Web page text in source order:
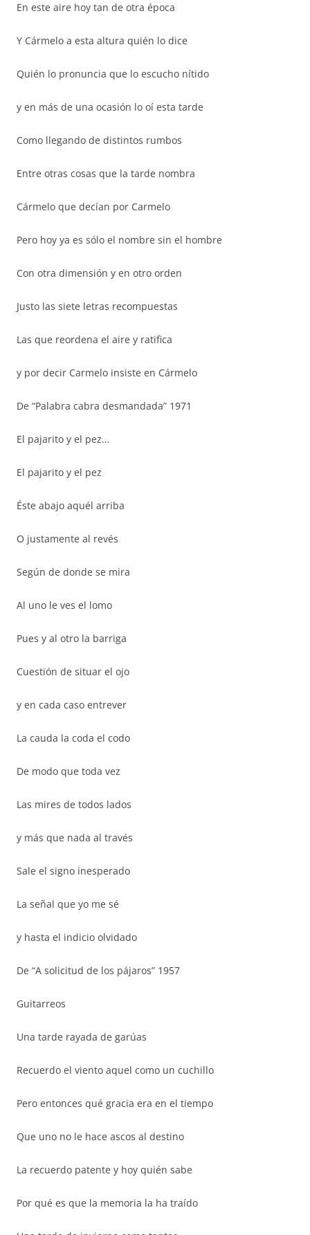
En este aire hoy tan de otra época
Y Cármelo a esta altura quién lo dice
Quién lo pronuncia que lo escucho nítido
y en más de una ocasión lo oí esta tarde
Como llegando de distintos rumbos
Entre otras cosas que la tarde nombra
Cármelo que decían por Carmelo
Pero hoy ya es sólo el nombre sin el hombre
Con otra dimensión y en otro orden
Justo las siete letras recompuestas
Las que reordena el aire y ratifica
y por decir Carmelo insiste en Cármelo
De “Palabra cabra desmandada” 1971
El pajarito y el pez…
El pajarito y el pez
Éste abajo aquél arriba
O justamente al revés
Según de donde se mira
Al uno le ves el lomo
Pues y al otro la barriga
Cuestión de situar el ojo
y en cada caso entrever
La cauda la coda el codo
De modo que toda vez
Las mires de todos lados
y más que nada al través
Sale el signo inesperado
La señal que yo me sé
y hasta el indicio olvidado
De “A solicitud de los pájaros” 1957
Guitarreos
Una tarde rayada de garúas
Recuerdo el viento aquel como un cuchillo
Pero entonces qué gracia era en el tiempo
Que uno no le hace ascos al destino
La recuerdo patente y hoy quién sabe
Por qué es que la memoria la ha traído